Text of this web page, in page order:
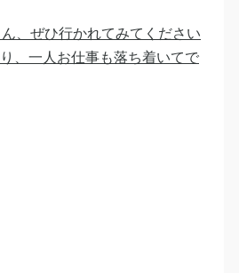
、ぜひ行かれてみてください
、一人お仕事も落ち着いてで